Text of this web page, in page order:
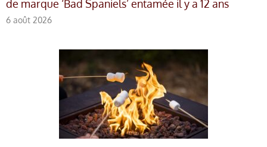
de marque ‘Bad Spaniels’ entamée il y a 12 ans
6 août 2026